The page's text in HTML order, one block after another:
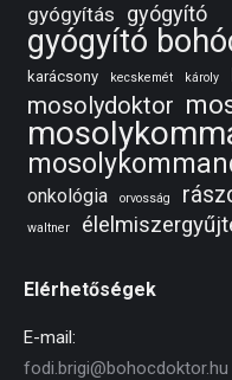
gyógyítás gyógyító
gyógyító
karácsony kecskemét károly
mosolydoktor
onkológia
orvosság
waltner
Elérhetőségek
E-mail:
fodi.brigi@bohocdoktor.hu